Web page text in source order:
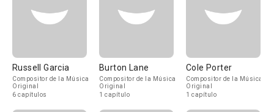
Russell Garcia
Compositor de la Música
Original
6 capítulos
Burton Lane
Compositor de la Música
Original
1 capítulo
Cole Porter
Compositor de la Música
Original
1 capítulo